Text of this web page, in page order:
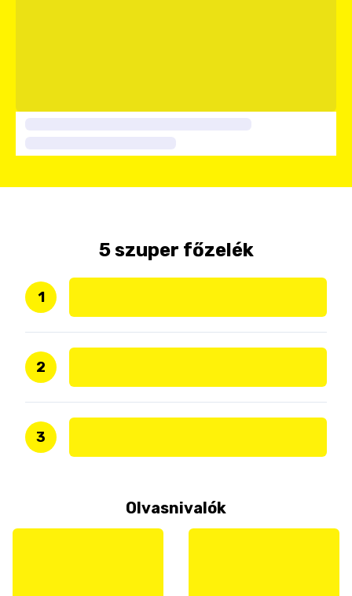
5 szuper főzelék
1
2
3
Olvasnivalók